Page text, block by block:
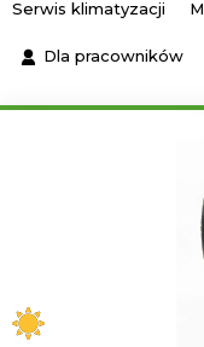
Serwis klimatyzacji
Dla pracowników